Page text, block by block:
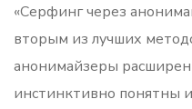
«Серфинг через
вторым из лучших
анонимайзеры
инстинктивно понятны